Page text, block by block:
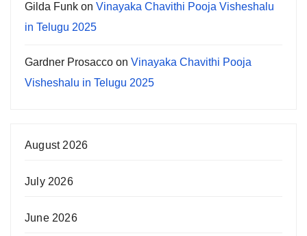
Gilda Funk on Vinayaka Chavithi Pooja Visheshalu
in Telugu 2025
Gardner Prosacco on Vinayaka Chavithi Pooja
Visheshalu in Telugu 2025
August 2026
July 2026
June 2026